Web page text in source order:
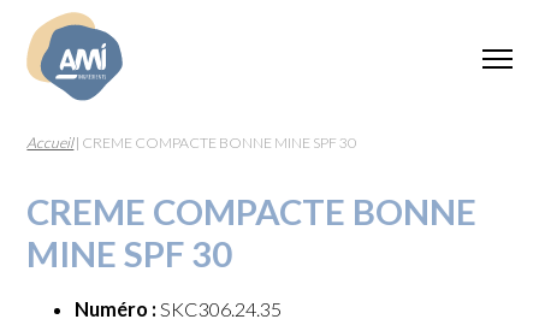
Accueil| CREME COMPACTE BONNE MINE SPF 30
CREME COMPACTE BONNE
MINE SPF 30
Numéro : SKC306.24.35